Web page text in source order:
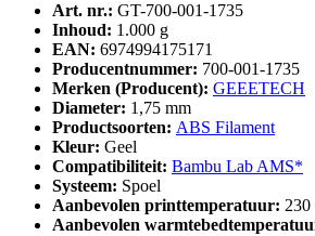
Art. nr.: GT-700-001-1735
Inhoud: 1.000 g
EAN: 6974994175171
Producentnummer: 700-001-1735
Merken (Producent): GEEETECH
Diameter: 1,75 mm
Productsoorten: ABS Filament
Kleur: Geel
Compatibiliteit: Bambu Lab AMS*
Systeem: Spoel
Aanbevolen printtemperatuur: 230
Aanbevolen